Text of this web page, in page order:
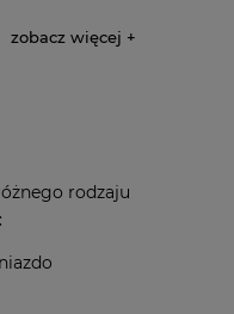
zobacz więcej
rodzaju